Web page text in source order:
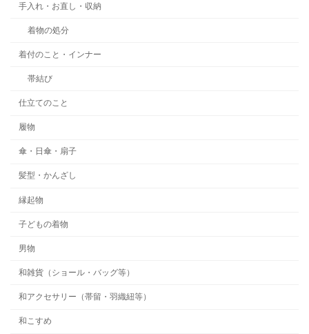
手入れ・お直し・収納
着物の処分
着付のこと・インナー
帯結び
仕立てのこと
履物
傘・日傘・扇子
髪型・かんざし
縁起物
子どもの着物
男物
和雑貨（ショール・バッグ等）
和アクセサリー（帯留・羽織紐等）
和こすめ